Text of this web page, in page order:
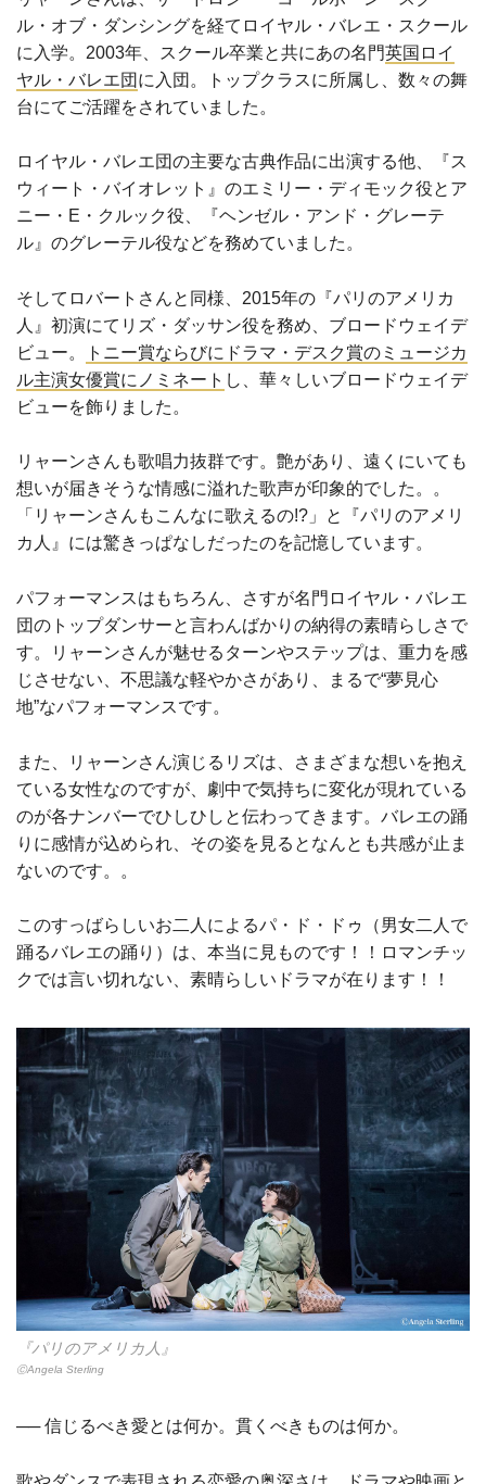
ル・オブ・ダンシングを経てロイヤル・バレエ・スクール
に入学。2003年、スクール卒業と共にあの名門英国ロイ
ヤル・バレエ団 に入団。トップクラスに所属し、数々の舞
台にてご活躍をされていました。
ロイヤル・バレエ団の主要な古典作品に出演する他、『ス
ウィート・バイオレット』のエミリー・ディモック役とア
ニー・E・クルック役、『ヘンゼル・アンド・グレーテ
ル』のグレーテル役などを務めていました。
そしてロバートさんと同様、2015年の『パリのアメリカ
人』初演にてリズ・ダッサン役を務め、ブロードウェイデ
ビュー。
トニー賞ならびにドラマ・デスク賞のミュージカ
ル主演女優賞にノミネート し、華々しいブロードウェイデ
ビューを飾りました。
リャーンさんも歌唱力抜群です。艶があり、遠くにいても
想いが届きそうな情感に溢れた歌声が印象的でした。。
「リャーンさんもこんなに歌えるの!?」と『パリのアメリ
カ人』には驚きっぱなしだったのを記憶しています。
パフォーマンスはもちろん、さすが名門ロイヤル・バレエ
団のトップダンサーと言わんばかりの納得の素晴らしさで
す。リャーンさんが魅せるターンやステップは、重力を感
じさせない、不思議な軽やかさがあり、まるで“夢見心
地”なパフォーマンスです。
また、リャーンさん演じるリズは、さまざまな想いを抱え
ている女性なのですが、劇中で気持ちに変化が現れている
のが各ナンバーでひしひしと伝わってきます。バレエの踊
りに感情が込められ、その姿を見るとなんとも共感が止ま
ないのです。。
このすっばらしいお二人によるパ・ド・ドゥ（男女二人で
踊るバレエの踊り）は、本当に見ものです！！ロマンチッ
クでは言い切れない、素晴らしいドラマが在ります！！
『パリのアメリカ人』
ⒸAngela Sterling
── 信じるべき愛とは何か。貫くべきものは何か。